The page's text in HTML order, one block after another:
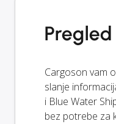
Pregled
Cargoson vam
slanje
i Blue Water
bez potrebe za